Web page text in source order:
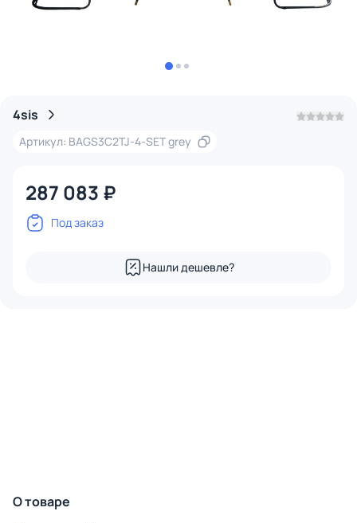
4sis
Артикул: BAGS3C2TJ-4-SET grey
287 083 ₽
Под заказ
Нашли дешевле?
О товаре